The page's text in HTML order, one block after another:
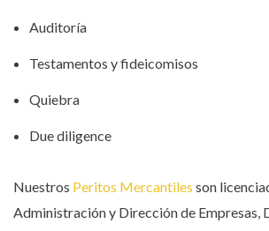
Auditoría
Testamentos y fideicomisos
Quiebra
Due diligence
Nuestros Peritos Mercantiles son
Administración y Dirección de Empresas,